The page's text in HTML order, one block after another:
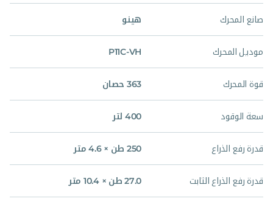
صانع المحرك هينو
موديل المحرك P11C-VH
قوة المحرك 363 حصان
سعة الوقود 400 لتر
قدرة رفع الذراع 250 طن × 4.6 متر
قدرة رفع الذراع الثابت 27.0 طن × 10.4 متر